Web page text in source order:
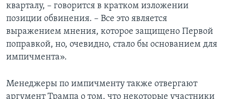
кварталу, – говорится в кратком изложении
позиции обвинения. – Все это является
выражением мнения, которое защищено Первой
поправкой, но, очевидно, стало бы основанием для
импичмента».
Менеджеры по импичменту также отвергают
аргумент Трампа о том, что некоторые участники